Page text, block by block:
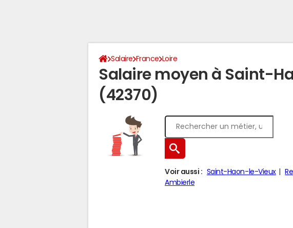
Salaire France Loire
Salaire moyen à Saint-
(42370)
Voir aussi : Saint-Haon-le-Vieux
Ambierle